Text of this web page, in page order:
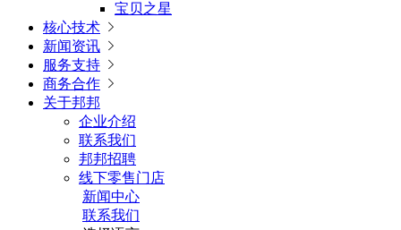
宝贝之星
核心技术 
新闻资讯 
服务支持 
商务合作 
关于邦邦
企业介绍
联系我们
邦邦招聘
线下零售门店
新闻中心
联系我们